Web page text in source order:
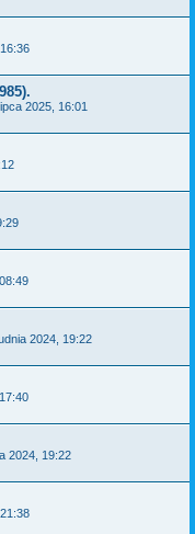
2025, 16:01
2024, 19:22
2024, 19:22